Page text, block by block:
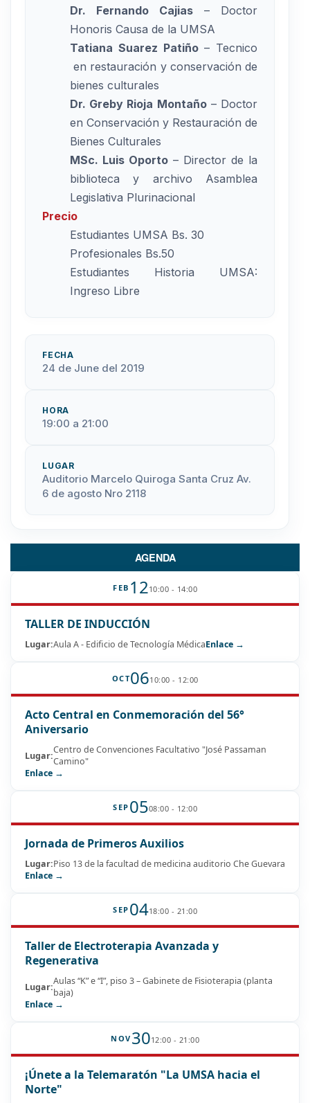
Dr. Fernando Cajias – Doctor
Honoris Causa de la UMSA
Tatiana Suarez Patiño– Tecnico
en restauración y conservación de
bienes culturales
Dr. Greby Rioja Montaño– Doctor
en Conservación y Restauración de
Bienes Culturales
MSc. Luis Oporto – Director de la
biblioteca y archivo Asamblea
Legislativa Plurinacional
Precio
Estudiantes UMSA Bs. 30
Profesionales Bs.50
Estudiantes Historia UMSA:
Ingreso Libre
FECHA
24 de June del 2019
HORA
19:00 a 21:00
LUGAR
Auditorio Marcelo Quiroga Santa Cruz Av.
6 de agosto Nro 2118
AGENDA
FEB 1210:00 - 14:00
TALLER DE INDUCCIÓN
Lugar:Aula A - Edificio de Tecnología MédicaEnlace →
OCT0610:00 - 12:00
Acto Central en Conmemoración del 56°
Aniversario
Lugar:Centro de Convenciones Facultativo "José Passaman
Camino"
Enlace →
SEP 0508:00 - 12:00
Jornada de Primeros Auxilios
Lugar:Piso 13 de la facultad de medicina auditorio Che Guevara
Enlace →
SEP 0418:00 - 21:00
Taller de Electroterapia Avanzada y
Regenerativa
Lugar:Aulas “K” e “I”, piso 3 – Gabinete de Fisioterapia (planta
baja)
Enlace →
NOV 3012:00 - 21:00
¡Únete a la Telemaratón "La UMSA hacia el
Norte"